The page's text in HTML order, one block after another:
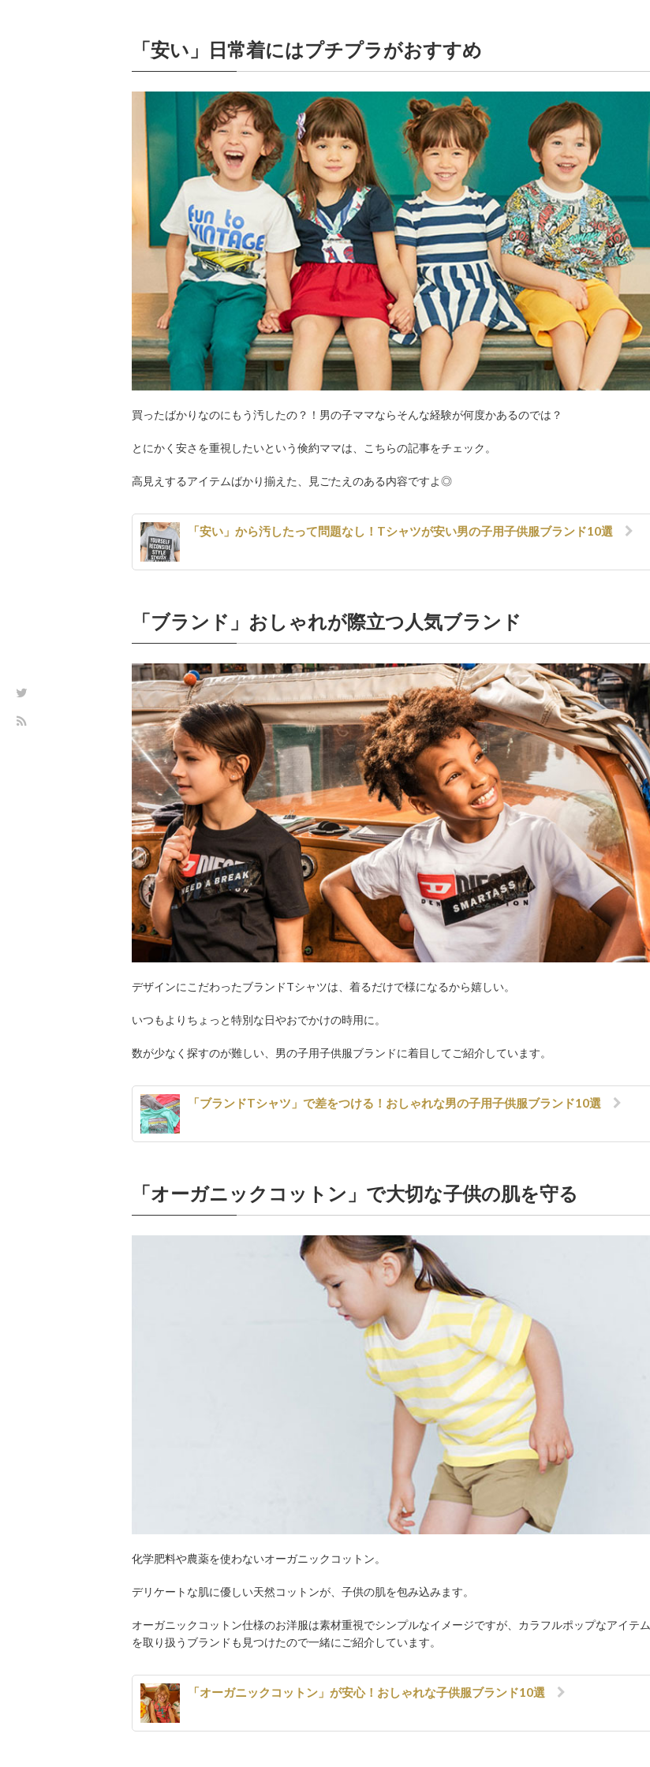
「安い」日常着にはプチプラがおすすめ
買ったばかりなのにもう汚したの？！男の子ママならそんな経験が何度かあるのでは？
とにかく安さを重視したいという倹約ママは、こちらの記事をチェック。
高見えするアイテムばかり揃えた、見ごたえのある内容ですよ◎
「安い」から汚したって問題なし！Tシャツが安い男の子用子供服ブランド10選
「ブランド」おしゃれが際立つ人気ブランド
デザインにこだわったブランドTシャツは、着るだけで様になるから嬉しい。
いつもよりちょっと特別な日やおでかけの時用に。
数が少なく探すのが難しい、男の子用子供服ブランドに着目してご紹介しています。
「ブランドTシャツ」で差をつける！おしゃれな男の子用子供服ブランド10選
「オーガニックコットン」で大切な子供の肌を守る
化学肥料や農薬を使わないオーガニックコットン。
デリケートな肌に優しい天然コットンが、子供の肌を包み込みます。
オーガニックコットン仕様のお洋服は素材重視でシンプルなイメージですが、カラフルポップなアイテム
を取り扱うブランドも見つけたので一緒にご紹介しています。
「オーガニックコットン」が安心！おしゃれな子供服ブランド10選